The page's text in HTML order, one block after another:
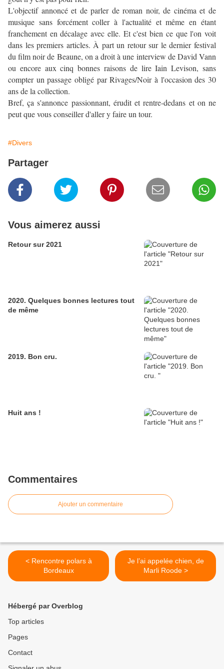
L'objectif annoncé et de parler de roman noir, de cinéma et de
musique sans forcément coller à l'actualité et même en étant
franchement en décalage avec elle. Et c'est bien ce que l'on voit
dans les premiers articles. À part un retour sur le dernier festival
du film noir de Beaune, on a droit à une interview de David Vann
ou encore aux cinq bonnes raisons de lire Iain Levison, sans
compter un passage obligé par Rivages/Noir à l'occasion des 30
ans de la collection.
Bref, ça s'annonce passionnant, érudit et rentre-dedans et on ne
peut que vous conseiller d'aller y faire un tour.
#Divers
Partager
Vous aimerez aussi
Retour sur 2021
2020. Quelques bonnes lectures tout
de même
2019. Bon cru.
Huit ans !
Commentaires
Ajouter un commentaire
< Rencontre polars à
Bordeaux
Je l’ai appelée chien, de
Marli Roode >
Hébergé par Overblog
Top articles
Pages
Contact